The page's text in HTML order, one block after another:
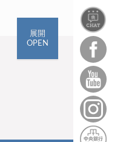
展開
OPEN